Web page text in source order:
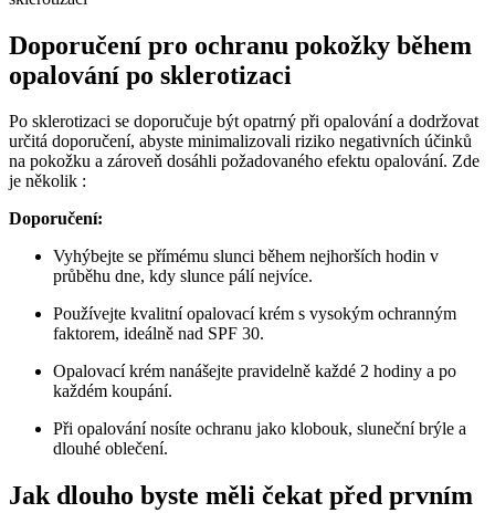
Doporučení pro ochranu pokožky během
opalování po sklerotizaci
Po sklerotizaci se doporučuje být opatrný při opalování a dodržovat
určitá doporučení, abyste minimalizovali riziko negativních účinků
na pokožku a zároveň dosáhli požadovaného efektu opalování. Zde
je několik :
Doporučení:
Vyhýbejte se přímému slunci během nejhorších hodin v
průběhu dne, kdy slunce pálí nejvíce.
Používejte kvalitní opalovací krém s vysokým ochranným
faktorem, ideálně nad SPF 30.
Opalovací krém nanášejte pravidelně každé 2 hodiny a po
každém koupání.
Při opalování nosíte ochranu jako klobouk, sluneční brýle a
dlouhé oblečení.
Jak dlouho byste měli čekat před prvním